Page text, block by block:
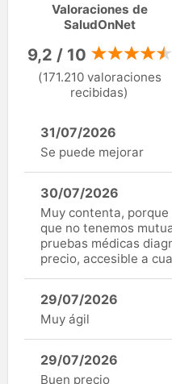
Valoraciones de
SaludOnNet
9,2 / 10
(171.210 valoraciones
recibidas)
31/07/2026
Se puede mejorar
30/07/2026
Muy contenta,
que no tenemos
pruebas médicas
precio, accesible a
29/07/2026
Muy ágil
29/07/2026
Buen precio